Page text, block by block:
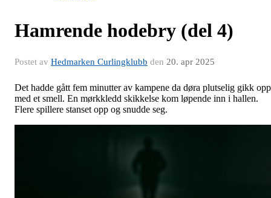
Hamrende hodebry (del 4)
Postet av Hedmarken Curlingklubb den 20. apr 2025
Det hadde gått fem minutter av kampene da døra plutselig gikk opp
med et smell. En mørkkledd skikkelse kom løpende inn i hallen.
Flere spillere stanset opp og snudde seg.